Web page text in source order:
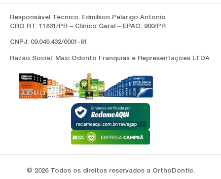
Responsável Técnico: Edmilson Pelarigo Antonio
CRO RT: 11831/PR – Clínico Geral – EPAO: 900/PR
CNPJ: 09.049.432/0001-61
Razão Social: Maxi Odonto Franquias e Representações LTDA
© 2026 Todos os direitos reservados a OrthoDontic.